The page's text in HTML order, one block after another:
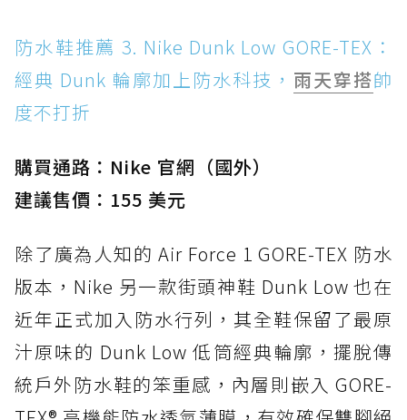
防水鞋推薦 3. Nike Dunk Low GORE-TEX：
經典 Dunk 輪廓加上防水科技， 雨天穿搭帥
度不打折
購買通路：Nike 官網（國外）
建議售價：155 美元
除了廣為人知的 Air Force 1 GORE-TEX 防水
版本，Nike 另一款街頭神鞋 Dunk Low 也在
近年正式加入防水行列，其全鞋保留了最原
汁原味的 Dunk Low 低筒經典輪廓，擺脫傳
統戶外防水鞋的笨重感，內層則嵌入 GORE-